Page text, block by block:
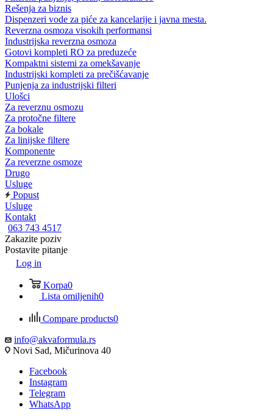
Rešenja za biznis
Dispenzeri vode za piće za kancelarije i javna mesta.
Reverzna osmoza visokih performansi
Industrijska reverzna osmoza
Gotovi kompleti RO za preduzeće
Kompaktni sistemi za omekšavanje
Industrijski kompleti za prečišćavanje
Punjenja za industrijski filteri
Ulošci
Za reverznu osmozu
Za protočne filtere
Za bokale
Za linijske filtere
Komponente
Za reverzne osmoze
Drugo
Usluge
Popust
Usluge
Kontakt
063 743 4517
Zakazite poziv
Postavite pitanje
Log in
Korpa0
Lista omiljenih0
Compare products0
info@akvaformula.rs
Novi Sad, Mičurinova 40
Facebook
Instagram
Telegram
WhatsApp